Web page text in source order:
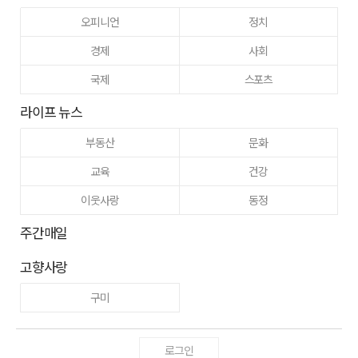
오피니언
정치
경제
사회
국제
스포츠
라이프 뉴스
부동산
문화
교육
건강
이웃사랑
동정
주간매일
고향사랑
구미
로그인